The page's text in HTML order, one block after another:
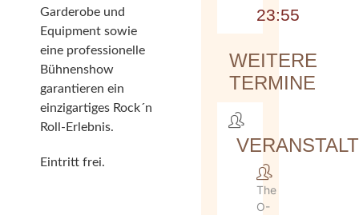
Garderobe und
Equipment sowie
eine professionelle
Bühnenshow
garantieren ein
einzigartiges Rock´n
Roll-Erlebnis.
Eintritt frei.
23:55
WEITERE
TERMINE
The
O-